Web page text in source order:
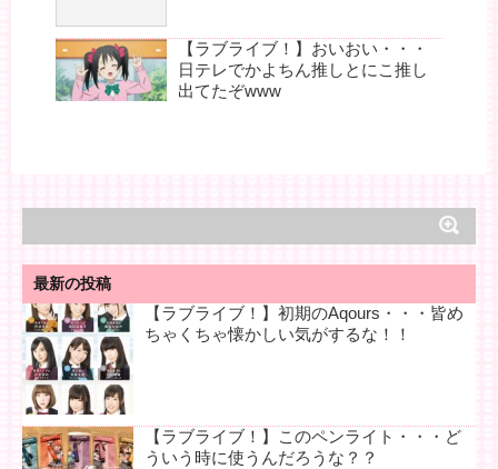
【ラブライブ！】おいおい・・・
日テレでかよちん推しとにこ推し
出てたぞwww
最新の投稿
【ラブライブ！】初期のAqours・・・皆め
ちゃくちゃ懐かしい気がするな！！
【ラブライブ！】このペンライト・・・ど
ういう時に使うんだろうな？？